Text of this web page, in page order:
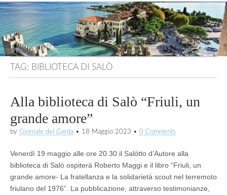
TAG: BIBLIOTECA DI SALÒ
Alla biblioteca di Salò “Friuli, un
grande amore”
by Giornale del Garda • 18 Maggio 2023 • 0 Comments
Venerdì 19 maggio alle ore 20.30 il Salòtto d’Autore alla
biblioteca di Salò ospiterà Roberto Maggi e il libro “Friuli, un
grande amore- La fratellanza e la solidarietà scout nel terremoto
friulano del 1976”. La pubblicazione, attraverso testimonianze,